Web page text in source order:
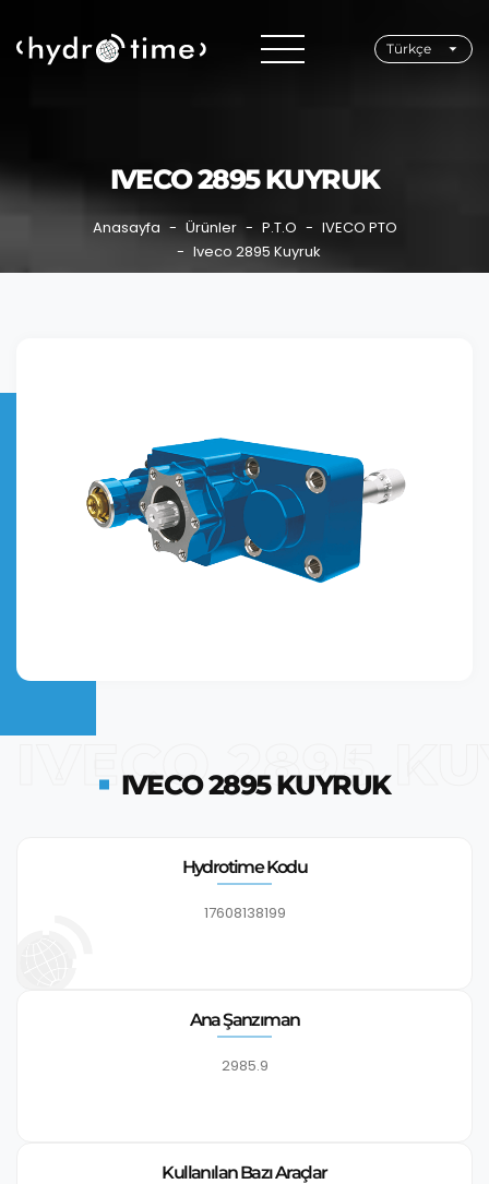
Türkçe
IVECO 2895 KUYRUK
Anasayfa Ürünler P.T.O
IVECO PTO
Iveco 2895 Kuyruk
IVECO 2895
IVECO 2895 KUYRUK
Hydrotime Kodu
17608138199
Ana Şanzıman
2985.9
Kullanılan Bazı Araçlar